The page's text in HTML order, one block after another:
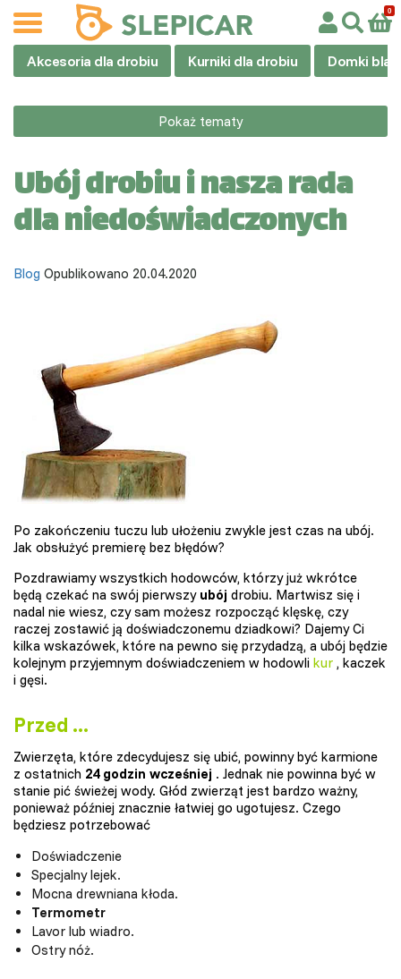
Akcesoria dla drobiu Kurniki dla drobiu Domki
Pokaż tematy
Ubój drobiu i nasza rada
dla niedoświadczonych
Blog Opublikowano 20.04.2020
Po zakończeniu tuczu lub ułożeniu zwykle jest czas na ubój.
Jak obsłużyć premierę bez błędów?
Pozdrawiamy wszystkich hodowców, którzy już wkrótce
będą czekać na swój pierwszy ubój drobiu. Martwisz się i
nadal nie wiesz, czy sam możesz rozpocząć klęskę, czy
raczej zostawić ją doświadczonemu dziadkowi? Dajemy Ci
kilka wskazówek, które na pewno się przydadzą, a ubój będzie
kolejnym przyjemnym doświadczeniem w hodowli kur , kaczek
i gęsi.
Przed ...
Zwierzęta, które zdecydujesz się ubić, powinny być karmione
z ostatnich 24 godzin wcześniej . Jednak nie powinna być w
stanie pić świeżej wody. Głód zwierząt jest bardzo ważny,
ponieważ później znacznie łatwiej go ugotujesz. Czego
będziesz potrzebować
Doświadczenie
Specjalny lejek.
Mocna drewniana kłoda.
Termometr
Lavor lub wiadro.
Ostry nóż.